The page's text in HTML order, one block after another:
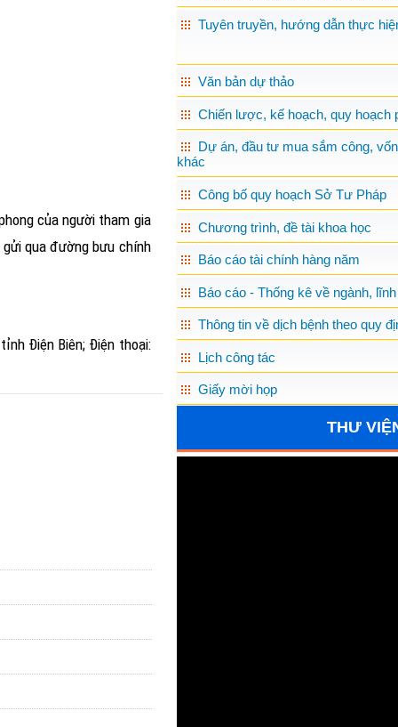
của người tham gia
qua đường bưu chính
Điện Biên; Điện thoại:
Tuyên truyền, hướng dẫn thực
Văn bản dự thảo
Chiến lược, kế hoạch, quy hoạch
Dự án, đầu tư mua sắm công,
khác
Công bố quy hoạch Sở Tư Pháp
Chương trình, đề tài khoa học
Báo cáo tài chính hàng năm
Báo cáo - Thống kê về ngành,
Thông tin về dịch bệnh theo quy
Lịch công tác
Giấy mời họp
THƯ